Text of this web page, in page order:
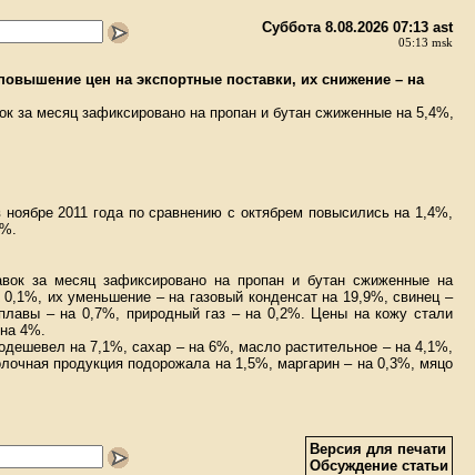
Суббота 8.08.2026 07:13 ast
05:13 msk
цен на экспортные поставки, их снижение – на
за месяц зафиксировано на пропан и бутан сжиженные на 5,4%,
2011 года по сравнению с октябрем повысились на 1,4%,
за месяц зафиксировано на пропан и бутан сжиженные на
их уменьшение – на газовый конденсат на 19,9%, свинец –
– на 0,7%, природный газ – на 0,2%. Цены на кожу стали
4%.
на 7,1%, сахар – на 6%, масло растительное – на 4,1%,
продукция подорожала на 1,5%, маргарин – на 0,3%, мяцо
Версия для печати
Обсуждение статьи